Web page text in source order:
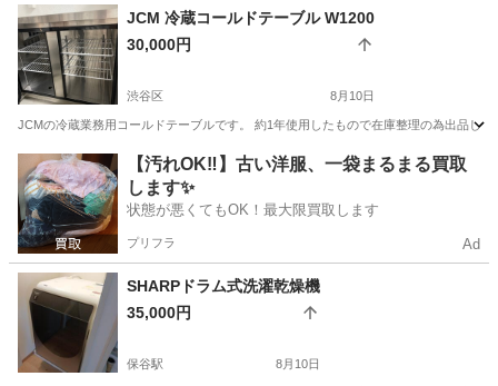
東京 渋谷区 キッチン家電
JCM 冷蔵コールドテーブル W1200
30,000円
渋谷区 8月10日
JCMの冷蔵業務用コールドテーブルです。 約1年使用したもので在庫整理の為出品し
東京 渋谷区 キッチン家電
【汚れOK‼️】古い洋服、一袋まるまる買取
します✨
状態が悪くてもOK！最大限買取します
プリフラ Ad
SHARPドラム式洗濯乾燥機
35,000円
保谷駅 8月10日